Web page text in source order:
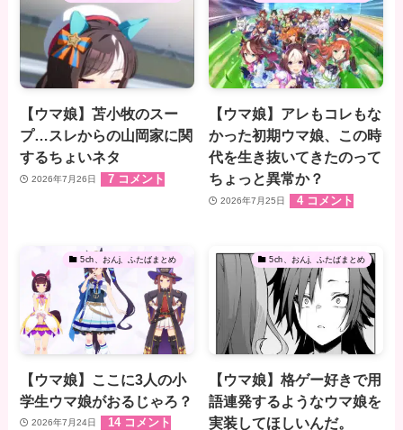
【ウマ娘】苫小牧のスー
プ…スレからの山岡家に関
するちょいネタ
2026年7月26日 7 コメント
【ウマ娘】アレもコレもな
かった初期ウマ娘、この時
代を生き抜いてきたのって
ちょっと異常か？
2026年7月25日 4 コメント
5ch、おんj、ふたばまとめ
【ウマ娘】ここに3人の小
学生ウマ娘がおるじゃろ？
2026年7月24日 14 コメント
5ch、おんj、ふたばまとめ
【ウマ娘】格ゲー好きで用
語連発するようなウマ娘を
実装してほしいんだ。